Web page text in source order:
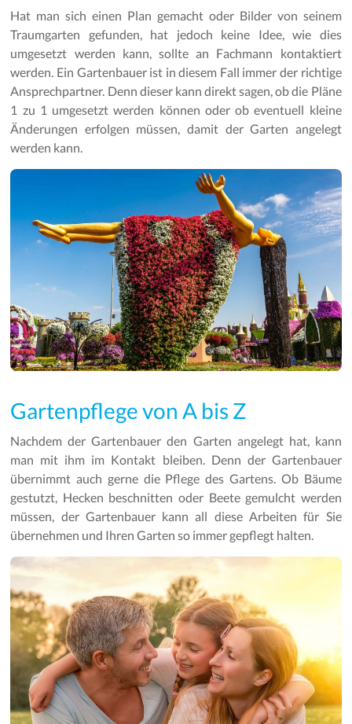
Hat man sich einen Plan gemacht oder Bilder von seinem
Traumgarten gefunden, hat jedoch keine Idee, wie dies
umgesetzt werden kann, sollte an Fachmann kontaktiert
werden. Ein Gartenbauer ist in diesem Fall immer der richtige
Ansprechpartner. Denn dieser kann direkt sagen, ob die Pläne
1 zu 1 umgesetzt werden können oder ob eventuell kleine
Änderungen erfolgen müssen, damit der Garten angelegt
werden kann.
Gartenpflege von A bis Z
Nachdem der Gartenbauer den Garten angelegt hat, kann
man mit ihm im Kontakt bleiben. Denn der Gartenbauer
übernimmt auch gerne die Pflege des Gartens. Ob Bäume
gestutzt, Hecken beschnitten oder Beete gemulcht werden
müssen, der Gartenbauer kann all diese Arbeiten für Sie
übernehmen und Ihren Garten so immer gepflegt halten.